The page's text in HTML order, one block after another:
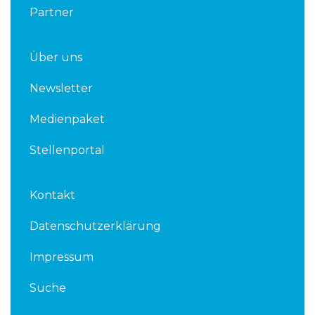
Partner
Über uns
Newsletter
Medienpaket
Stellenportal
Kontakt
Datenschutzerklärung
Impressum
Suche